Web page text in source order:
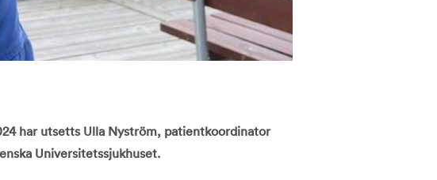
har utsetts Ulla Nyström, patientkoordinator
Universitetssjukhuset.